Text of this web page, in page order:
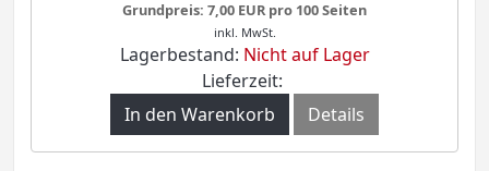
Grundpreis: 7,00 EUR pro 100 Seiten
inkl. MwSt.
Lagerbestand: Nicht auf Lager
Lieferzeit:
In den Warenkorb
Details